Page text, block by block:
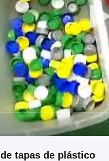
tapas de plástico